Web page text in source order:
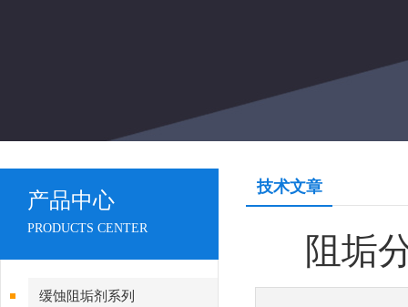
产品中心
PRODUCTS CENTER
缓蚀阻垢剂系列
技术文章
阻垢